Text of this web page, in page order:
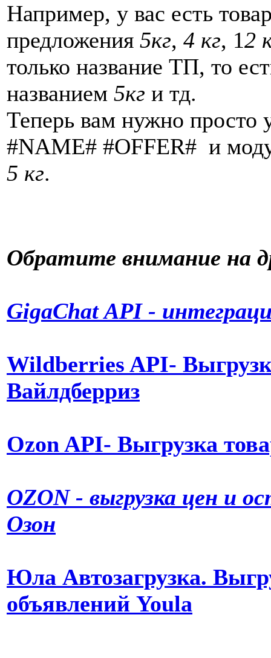
Например, у вас есть
предложения 5кг, 4 кг, 12
только название ТП, то
названием 5кг и тд.
Теперь вам нужно просто
#NAME# #OFFER# и
5 кг.
Обратите внимание на
GigaChat API -
Wildberries API-
Вайлдберриз
Ozon API- Выгрузка
OZON - выгрузка цен и
Озон
Юла Автозагрузка.
объявлений Youla